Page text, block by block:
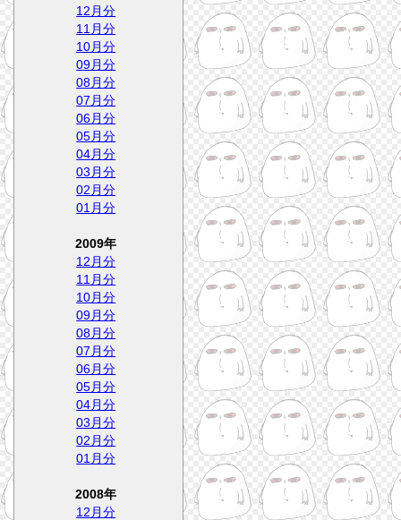
12月分
11月分
10月分
09月分
08月分
07月分
06月分
05月分
04月分
03月分
02月分
01月分
2009年
12月分
11月分
10月分
09月分
08月分
07月分
06月分
05月分
04月分
03月分
02月分
01月分
2008年
12月分